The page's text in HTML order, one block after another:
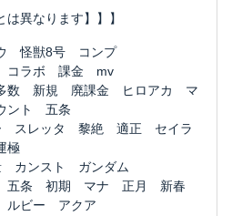
は異なります】】】
怪獣8号 コンプ
コラボ 課金 mv
数 新規 廃課金 ヒロアカ マ
ント 五条
スレッタ 黎絶 適正 セイラ
極
ンスト ガンダム
五条 初期 マナ 正月 新春
ルビー アクア